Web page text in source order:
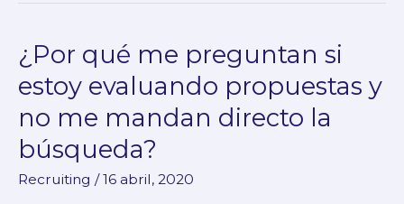
¿Por qué me preguntan si
estoy evaluando propuestas y
no me mandan directo la
búsqueda?
Recruiting /16 abril, 2020
¿Por
me
preguntan
si
estoy